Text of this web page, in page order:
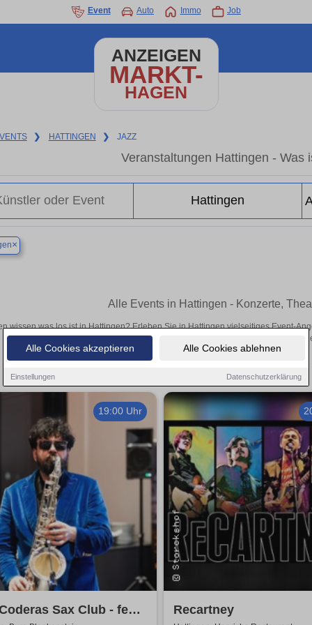
Alle Cookies akzeptieren Alle Cookies ablehnen
Einstellungen Datenschutzerklärung
Event Auto Immo Job
ANZEIGEN
MARKT-
HAGEN
❯ HATTINGEN ❯ JAZZ
Veranstaltungen Hattingen - Was
×
Alle Events in Hattingen - Konzerte,
wissen was los ist in Hattingen? Erleben Sie in Hattingen vielseitiges Event-
oder aufregende Veranstaltungen in Hattingen – hier
19:00 Uhr
Sax Club - feat.
Recartney